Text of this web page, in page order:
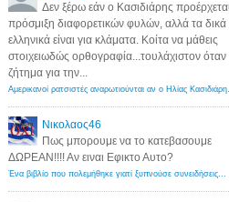
Δεν ξέρω εάν ο Κασιδιάρης
πρόσμιξη διαφορετικών φυλών, αλλά τα
ελληνικά είναι για κλάματα. Κοίτα να μάθεις
στοιχειωδώς ορθογραφία...τουλάχιστον όταν
ζήτημα για την...
Αμερικανοί
Νικολαος46
Πως μπορουμε να το κατεβασουμε
ΔΩΡΕΑΝ!!!! Αν ειναι Εφικτο Αυτο?